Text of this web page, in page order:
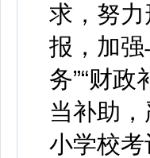
求，努
报，加
务”“财
当补助
小学校